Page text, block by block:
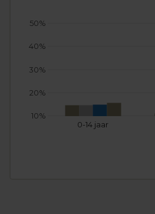
0-14 jaar
10%
20%
30%
40%
50%